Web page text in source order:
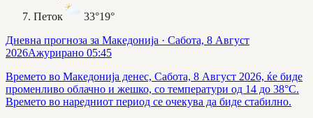
Петок
33°19°
Дневна прогноза за Македонија · Сабота, 8 Август
2026Ажурирано 05:45
Времето во Македонија денес, Сабота, 8 Август 2026, ќе биде
променливо облачно и жешко, со температури од 14 до 38°C.
Времето во наредниот период се очекува да биде стабилно.